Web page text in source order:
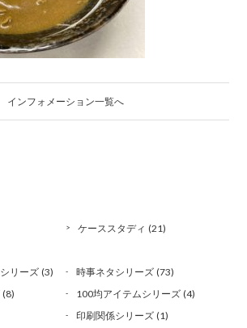
インフォメーション一覧へ
ケーススタディ (21)
リーズ(3) 時事ネタシリーズ(73)
(8) 100均アイテムシリーズ(4)
印刷関係シリーズ(1)